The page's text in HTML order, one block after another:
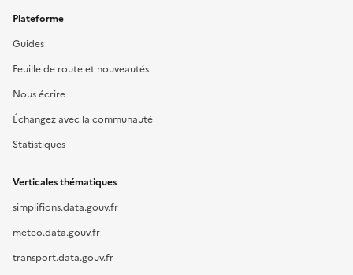
Plateforme
Guides
Feuille de route et nouveautés
Nous écrire
Échangez avec la communauté
Statistiques
Verticales thématiques
simplifions.data.gouv.fr
meteo.data.gouv.fr
transport.data.gouv.fr